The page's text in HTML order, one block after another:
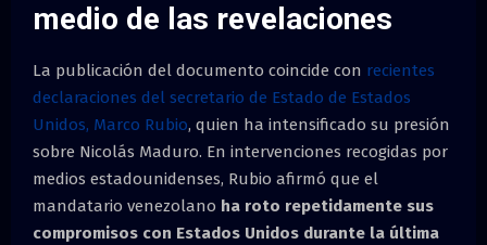
medio de las revelaciones
La publicación del documento coincide con recientes
declaraciones del secretario de Estado de Estados
Unidos, Marco Rubio, quien ha intensificado su presión
sobre Nicolás Maduro. En intervenciones recogidas por
medios estadounidenses, Rubio afirmó que el
mandatario venezolano ha roto repetidamente sus
compromisos con Estados Unidos durante la última